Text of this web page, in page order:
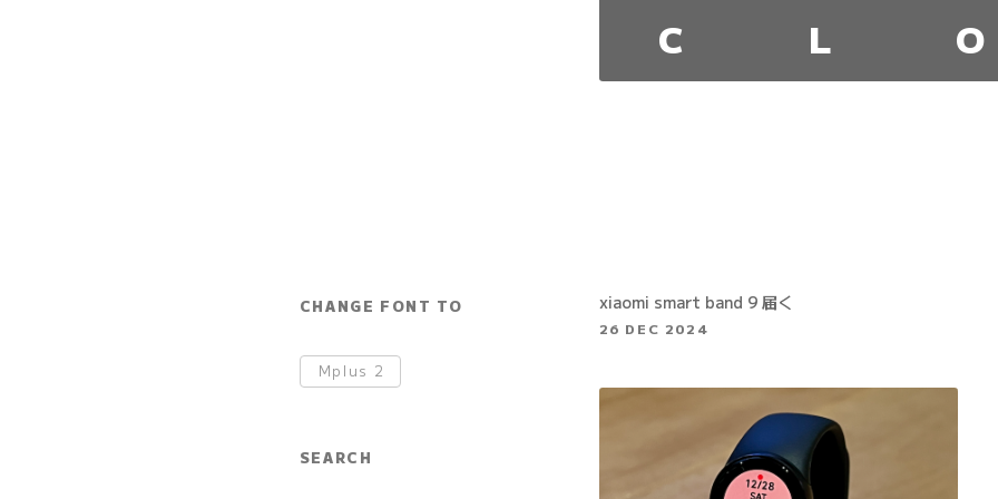
C L O
CHANGE FONT TO
Mplus 2
SEARCH
xiaomi smart band 9 届く
26 DEC 2024